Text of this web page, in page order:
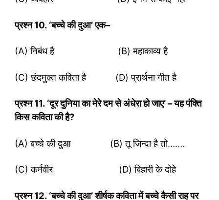
प्रश्‍न10. ‘बच्चे की दुआ’ एक–
(A) निबंध है (B) महाकाव्य है
(C) छंदमुक्त कविता है (D) प्रार्थना गीत है
प्रश्‍न11. ‘दूर दुनिया का मेरे दम से अंधेरा हो जाए’ – यह पंक्ति
किस कविता की है?
(A) बच्चे की दुआ (B) तू जिन्दा है तो…….
(C) कर्मवीर (D) बिहारी के दोहे
प्रश्‍न12. ‘बच्चे की दुआ’ शीर्षक कविता में बच्चे कैसी राह पर